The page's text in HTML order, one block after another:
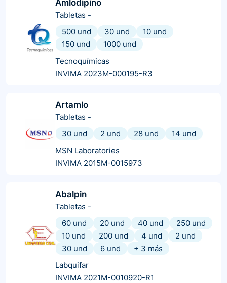
Amlodipino
Tabletas -
500 und
30 und
10 und
150 und
1000 und
Tecnoquímicas
INVIMA 2023M-000195-R3
Artamlo
Tabletas -
30 und
2 und 28 und
14 und
MSN Laboratories
INVIMA 2015M-0015973
Abalpin
Tabletas -
60 und
20 und 40 und
250 und
10 und
200 und 4 und
2 und
30 und
6 und + 3 más
Labquifar
INVIMA 2021M-0010920-R1